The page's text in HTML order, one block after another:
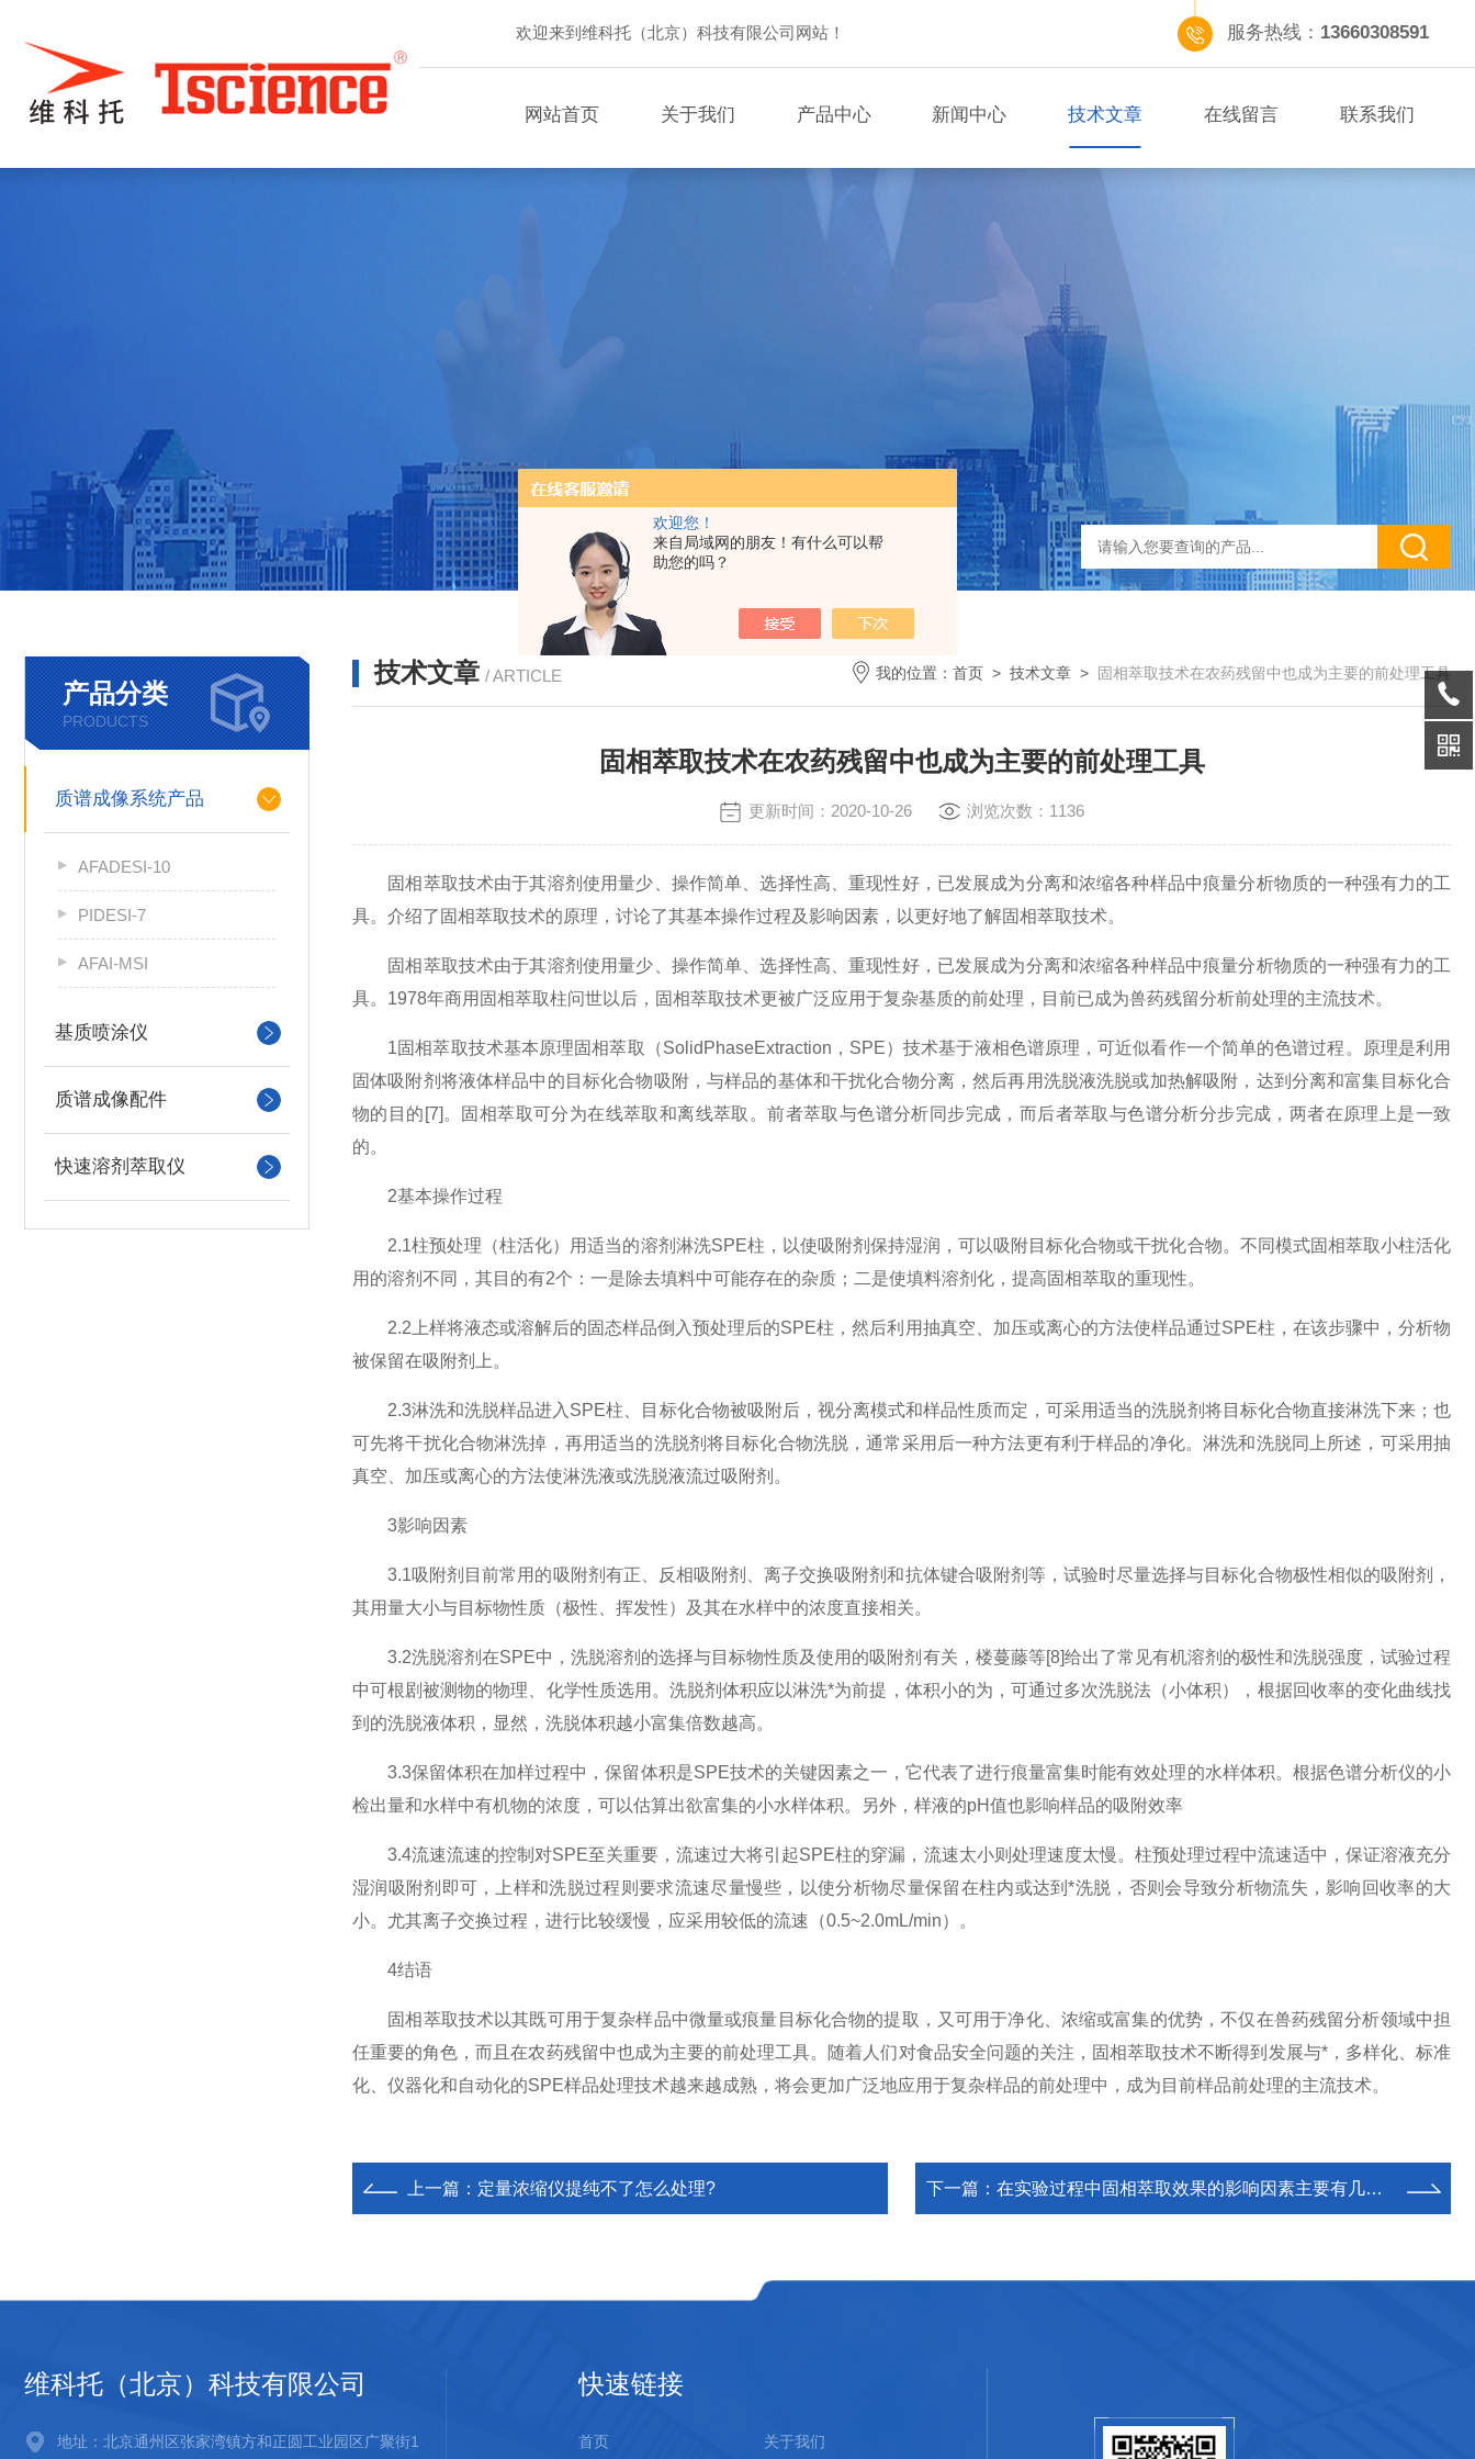
欢迎您！
来自局域网的朋友！有什么可以帮
助您的吗？
欢迎来到维科托（北京）科技有限公司网站！ 服务热线： 13660308591
网站首页 关于我们 产品中心 新闻中心 技术文章 在线留言 联系我们
产品分类
PRODUCTS
质谱成像系统产品
AFADESI-10
PIDESI-7
AFAI-MSI
基质喷涂仪
质谱成像配件
快速溶剂萃取仪
技术文章 / ARTICLE 我的位置： 首页 > 技术文章 > 固相萃取技术在农药残留中也成为主要的前处理工具
固相萃取技术在农药残留中也成为主要的前处理工具
更新时间：2020-10-26 浏览次数：1136
固相萃取技术由于其溶剂使用量少、操作简单、选择性高、重现性好，已发展成为分离和浓缩各种样品中痕量分析物质的一种强有力的工
具。介绍了固相萃取技术的原理，讨论了其基本操作过程及影响因素，以更好地了解固相萃取技术。
固相萃取技术由于其溶剂使用量少、操作简单、选择性高、重现性好，已发展成为分离和浓缩各种样品中痕量分析物质的一种强有力的工
具。1978年商用固相萃取柱问世以后，固相萃取技术更被广泛应用于复杂基质的前处理，目前已成为兽药残留分析前处理的主流技术。
1固相萃取技术基本原理固相萃取（SolidPhaseExtraction，SPE）技术基于液相色谱原理，可近似看作一个简单的色谱过程。原理是利用
固体吸附剂将液体样品中的目标化合物吸附，与样品的基体和干扰化合物分离，然后再用洗脱液洗脱或加热解吸附，达到分离和富集目标化合
物的目的[7]。固相萃取可分为在线萃取和离线萃取。前者萃取与色谱分析同步完成，而后者萃取与色谱分析分步完成，两者在原理上是一致
的。
2基本操作过程
2.1柱预处理（柱活化）用适当的溶剂淋洗SPE柱，以使吸附剂保持湿润，可以吸附目标化合物或干扰化合物。不同模式固相萃取小柱活化
用的溶剂不同，其目的有2个：一是除去填料中可能存在的杂质；二是使填料溶剂化，提高固相萃取的重现性。
2.2上样将液态或溶解后的固态样品倒入预处理后的SPE柱，然后利用抽真空、加压或离心的方法使样品通过SPE柱，在该步骤中，分析物
被保留在吸附剂上。
2.3淋洗和洗脱样品进入SPE柱、目标化合物被吸附后，视分离模式和样品性质而定，可采用适当的洗脱剂将目标化合物直接淋洗下来；也
可先将干扰化合物淋洗掉，再用适当的洗脱剂将目标化合物洗脱，通常采用后一种方法更有利于样品的净化。淋洗和洗脱同上所述，可采用抽
真空、加压或离心的方法使淋洗液或洗脱液流过吸附剂。
3影响因素
3.1吸附剂目前常用的吸附剂有正、反相吸附剂、离子交换吸附剂和抗体键合吸附剂等，试验时尽量选择与目标化合物极性相似的吸附剂，
其用量大小与目标物性质（极性、挥发性）及其在水样中的浓度直接相关。
3.2洗脱溶剂在SPE中，洗脱溶剂的选择与目标物性质及使用的吸附剂有关，楼蔓藤等[8]给出了常见有机溶剂的极性和洗脱强度，试验过程
中可根剧被测物的物理、化学性质选用。洗脱剂体积应以淋洗*为前提，体积小的为，可通过多次洗脱法（小体积），根据回收率的变化曲线找
到的洗脱液体积，显然，洗脱体积越小富集倍数越高。
3.3保留体积在加样过程中，保留体积是SPE技术的关键因素之一，它代表了进行痕量富集时能有效处理的水样体积。根据色谱分析仪的小
检出量和水样中有机物的浓度，可以估算出欲富集的小水样体积。另外，样液的pH值也影响样品的吸附效率
3.4流速流速的控制对SPE至关重要，流速过大将引起SPE柱的穿漏，流速太小则处理速度太慢。柱预处理过程中流速适中，保证溶液充分
湿润吸附剂即可，上样和洗脱过程则要求流速尽量慢些，以使分析物尽量保留在柱内或达到*洗脱，否则会导致分析物流失，影响回收率的大
小。尤其离子交换过程，进行比较缓慢，应采用较低的流速（0.5~2.0mL/min）。
4结语
固相萃取技术以其既可用于复杂样品中微量或痕量目标化合物的提取，又可用于净化、浓缩或富集的优势，不仅在兽药残留分析领域中担
任重要的角色，而且在农药残留中也成为主要的前处理工具。随着人们对食品安全问题的关注，固相萃取技术不断得到发展与*，多样化、标准
化、仪器化和自动化的SPE样品处理技术越来越成熟，将会更加广泛地应用于复杂样品的前处理中，成为目前样品前处理的主流技术。
上一篇： 定量浓缩仪提纯不了怎么处理? 下一篇： 在实验过程中固相萃取效果的影响因素主要有几方面
维科托（北京）科技有限公司
地址：北京通州区张家湾镇方和正圆工业园区广聚街1
快速链接
首页 关于我们